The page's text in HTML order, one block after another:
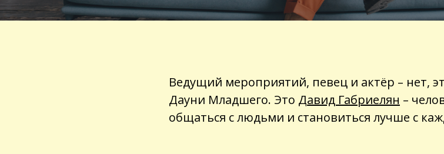
Ведущий мероприятий, певец и актёр – нет,
Дауни Младшего. Это Давид Габриелян –
общаться с людьми и становиться лучше с